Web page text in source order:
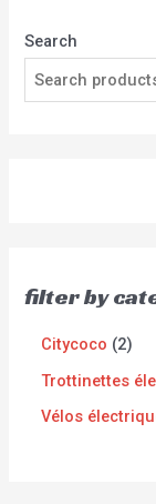
Search
filter by
Citycoco 2
Trottinettes
Vélos